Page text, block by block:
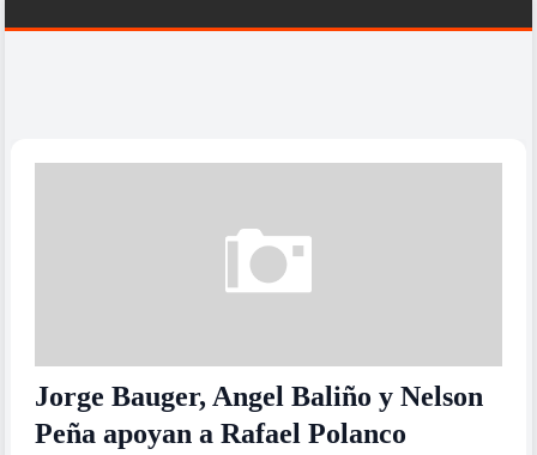
Jorge Bauger, Angel Baliño y Nelson
Peña apoyan a Rafael Polanco